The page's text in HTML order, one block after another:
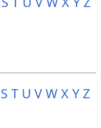
S T U V W X Y Z